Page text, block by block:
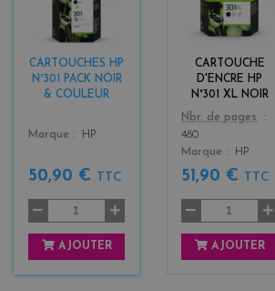
CARTOUCHES HP
N°301 PACK NOIR
& COULEUR
Color
k
+
Marque HP
50,90 € TTC
AJOUTER
CARTOUCHE
D'ENCRE HP
N°301 XL NOIR
Color
k
Nbr. de pages
480
Marque
HP
51,90 € TTC
AJOUTER